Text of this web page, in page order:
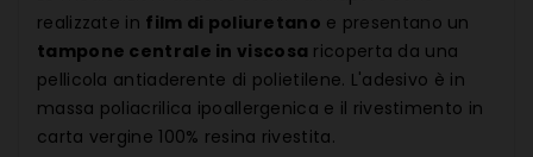
realizzate in film di poliuretano e presentano un
tampone centrale in viscosa ricoperta da una
pellicola antiaderente di polietilene. L'adesivo è in
massa poliacrilica ipoallergenica e il rivestimento in
carta vergine 100% resina rivestita.